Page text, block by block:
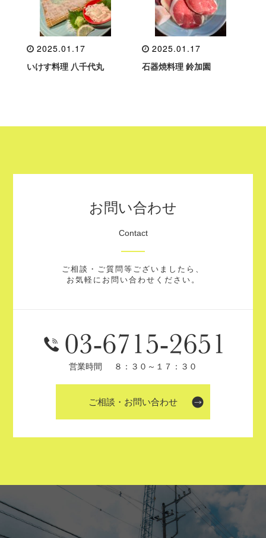
2025.01.17
いけす料理 八千代丸
2025.01.17
石器焼料理 鈴加園
お問い合わせ
Contact
ご相談・ご質問等ございましたら、
お気軽にお問い合わせください。
営業時間 ８：３０～１７：３０
ご相談・お問い合わせ